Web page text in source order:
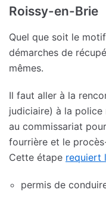
Roissy-en-Brie
Quel que soit le
démarches de
mêmes.
Il faut aller à la
judiciaire) à la police
au commissariat
fourrière et le
Cette étape requiert
permis de